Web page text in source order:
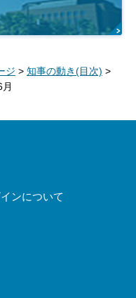
ジ > 知事の動き(目次) >
ンについて